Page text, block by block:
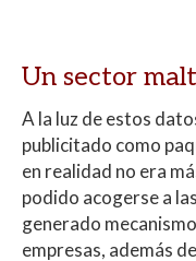
Un sector
A la luz de estos
publicitado como
en realidad no era
podido acogerse a
generado
empresas, además